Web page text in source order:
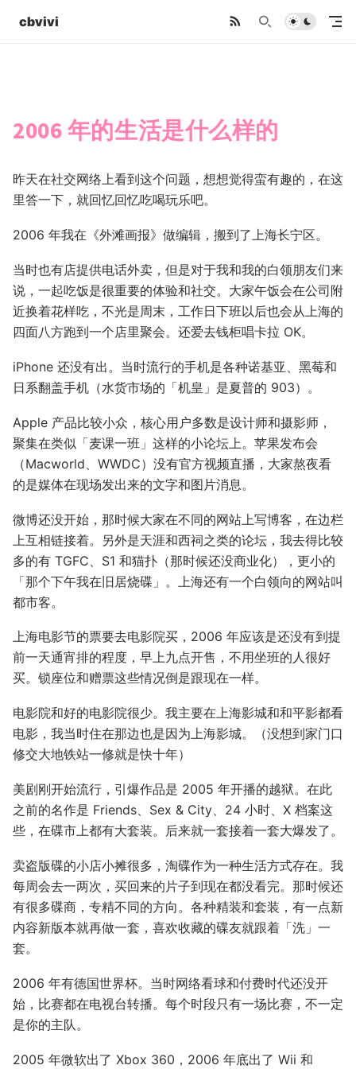
cbvivi
2006 年的生活是什么样的
昨天在社交网络上看到这个问题，想想觉得蛮有趣的，在这
里答一下，就回忆回忆吃喝玩乐吧。
2006 年我在《外滩画报》做编辑，搬到了上海长宁区。
当时也有店提供电话外卖，但是对于我和我的白领朋友们来
说，一起吃饭是很重要的体验和社交。大家午饭会在公司附
近换着花样吃，不光是周末，工作日下班以后也会从上海的
四面八方跑到一个店里聚会。还爱去钱柜唱卡拉 OK。
iPhone 还没有出。当时流行的手机是各种诺基亚、黑莓和
日系翻盖手机（水货市场的「机皇」是夏普的 903）。
Apple 产品比较小众，核心用户多数是设计师和摄影师，
聚集在类似「麦课一班」这样的小论坛上。苹果发布会
（Macworld、WWDC）没有官方视频直播，大家熬夜看
的是媒体在现场发出来的文字和图片消息。
微博还没开始，那时候大家在不同的网站上写博客，在边栏
上互相链接着。另外是天涯和西祠之类的论坛，我去得比较
多的有 TGFC、S1 和猫扑（那时候还没商业化），更小的
「那个下午我在旧居烧碟」。上海还有一个白领向的网站叫
都市客。
上海电影节的票要去电影院买，2006 年应该是还没有到提
前一天通宵排的程度，早上九点开售，不用坐班的人很好
买。锁座位和赠票这些情况倒是跟现在一样。
电影院和好的电影院很少。我主要在上海影城和和平影都看
电影，我当时住在那边也是因为上海影城。（没想到家门口
修交大地铁站一修就是快十年）
美剧刚开始流行，引爆作品是 2005 年开播的越狱。在此
之前的名作是 Friends、Sex & City、24 小时、X 档案这
些，在碟市上都有大套装。后来就一套接着一套大爆发了。
卖盗版碟的小店小摊很多，淘碟作为一种生活方式存在。我
每周会去一两次，买回来的片子到现在都没看完。那时候还
有很多碟商，专精不同的方向。各种精装和套装，有一点新
内容新版本就再做一套，喜欢收藏的碟友就跟着「洗」一
套。
2006 年有德国世界杯。当时网络看球和付费时代还没开
始，比赛都在电视台转播。每个时段只有一场比赛，不一定
是你的主队。
2005 年微软出了 Xbox 360，2006 年底出了 Wii 和